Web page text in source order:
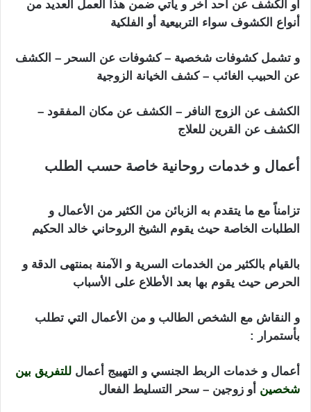
أو الكشف عن أحد أخر و يأتي ضمن هذا العمل العديد من
أنواع الكشوف سواء التربيعية أو الفلكية
و تشمل كشوفات شخصية – كشوفات عن السحر – الكشف
عن الحبيب الغائب – كشف الخيانة الزوجية
الكشف عن الزوج النافر – الكشف عن مكان المفقود –
الكشف عن القرين للعلاج
أعمال و خدمات روحانية خاصة حسب الطلب
تزامناً مع ما يتقدم به الزبائن من الكثير من الأعمال و
الطلبات الخاصة حيث يقوم الشيخ الروحاني خالد الحكيم
بالقيام بالكثير من الخدمات السرية و الآمنة بمنتهى الدقة و
الحرص حيث يقوم بها بعد الأطلاع على الأسباب
و النقاش مع الشخص الطالب و من الأعمال التي تطلب
بأستمرار :
أعمال و خدمات الربط الجنسي و التهييج أعمال للتفريق بين
شخصين أو زوجين – سحر التسليط الفعال